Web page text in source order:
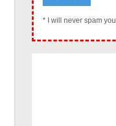
* I will never spam you